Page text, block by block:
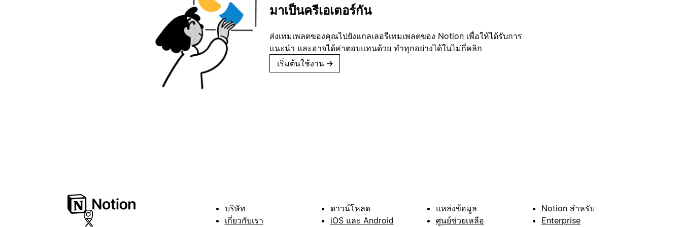
มาเป็นครีเอเตอร์กัน
ส่งเทมเพลตของคุณไปยังแกลเลอรีเทมเพลตของ Notion เพื่อให้ได้รับการ
แนะนำ และอาจได้ค่าตอบแทนด้วย ทำทุกอย่างได้ในไม่กี่คลิก
เริ่มต้นใช้งาน →
บริษัท
เกี่ยวกับเรา
ดาวน์โหลด
iOS และ Android
แหล่งข้อมูล
ศูนย์ช่วยเหลือ
Notion สำหรับ
Enterprise